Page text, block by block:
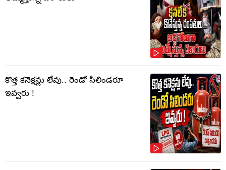
కొత్త కనెక్షన్లు లేవు.. రెండో సిలిండరూ
ఇవ్వరు !